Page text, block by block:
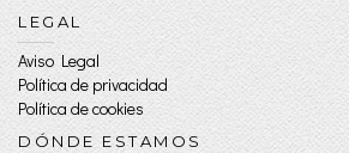
LEGAL
Aviso Legal
Política de privacidad
Política de cookies
DÓNDE ESTAMOS